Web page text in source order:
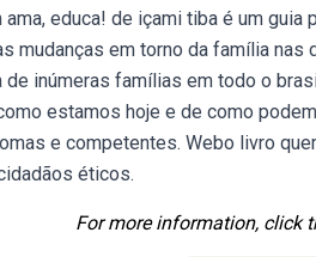
educa! de içami tiba é um
mudanças em torno da família nas
de inúmeras famílias em todo o
estamos hoje e de como
e competentes. Webo livro
éticos.
For more information, click